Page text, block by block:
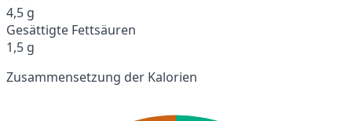
4,5 g
Gesättigte Fettsäuren
1,5 g
Zusammensetzung der Kalorien